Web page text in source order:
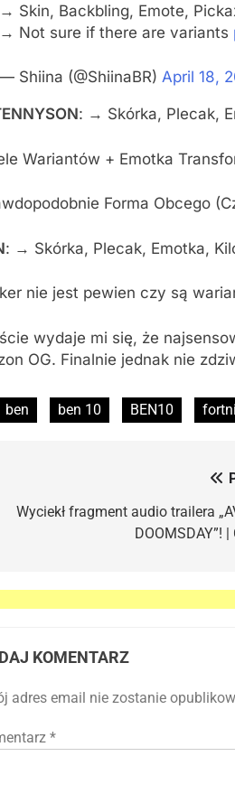
→ Skin, Backbling, Emote,
→ Not sure if there are variants
— Shiina (@ShiinaBR) April 18,
: → Skórka, Plecak,
Wariantów + Emotka
Forma Obcego
: → Skórka, Plecak, Emotka,
nie jest pewien czy są
wydaje mi się, że
OG. Finalnie jednak nie
ben ben 10 BEN10
Wyciekł fragment audio trailera
DOOMSDAY”!
KOMENTARZ
adres email nie zostanie
*